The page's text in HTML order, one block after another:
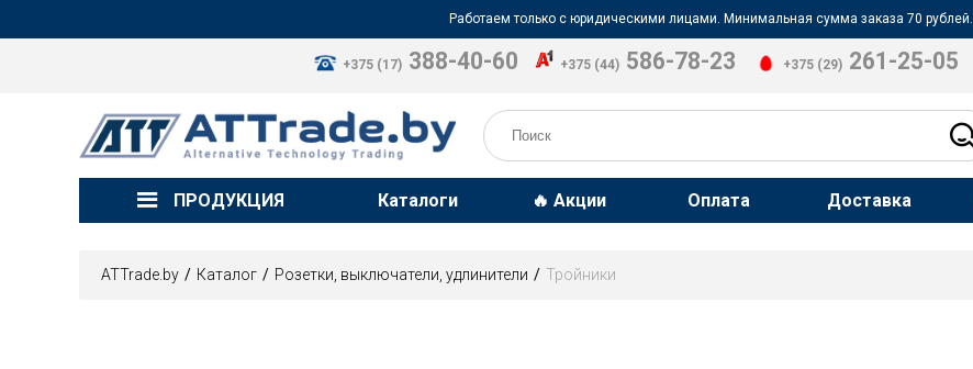
Работаем только с юридическими лицами. Минимальная сумма заказа 70 рублей.
+375 (17) 388-40-60 +375 (44) 586-78-23 +375 (29) 261-25-05
ПРОДУКЦИЯ Каталоги 🔥 Акции Оплата Доставка
ATTrade.by Каталог Розетки, выключатели, удлинители Тройники